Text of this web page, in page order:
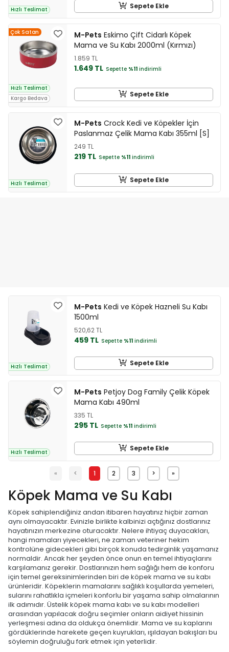
Hızlı Teslimat Sepete Ekle
Çok Satan
Hızlı Teslimat
Kargo Bedava
M-Pets Eskimo Çift Cidarlı Köpek
Mama ve Su Kabı 2000ml (Kırmızı)
1.859 TL
1.649 TL Sepette %11 indirimli
Sepete Ekle
Hızlı Teslimat
M-Pets Crock Kedi ve Köpekler İçin
Paslanmaz Çelik Mama Kabı 355ml [S]
249 TL
219 TL Sepette %11 indirimli
Sepete Ekle
Hızlı Teslimat
M-Pets Kedi ve Köpek Hazneli Su Kabı
1500ml
520,62 TL
459 TL Sepette %11 indirimli
Sepete Ekle
Hızlı Teslimat
M-Pets Petjoy Dog Family Çelik Köpek
Mama Kabı 490ml
335 TL
295 TL Sepette %11 indirimli
Sepete Ekle
« < 1 2 3 > »
Köpek Mama ve Su Kabı
Köpek sahiplendiğiniz andan itibaren hayatınız hiçbir zaman
aynı olmayacaktır. Evinizle birlikte kalbinizi açtığınız dostlarınız
hayatınızın merkezine oturacaktır. Nelere ihtiyaç duyacakları,
hangi mamaları yiyecekleri, ne zaman veteriner hekim
kontrolüne gidecekleri gibi birçok konuda tedirginlik yaşamanız
normaldir. Ancak her şeyden önce onun en temel ihtiyaçlarını
karşılamanız gerekir. Dostlarınızın hem sağlığı hem de konforu
için temel gereksinimlerinden biri de köpek mama ve su kabı
ürünleridir. Köpeklerin mamalarını sağlıklı koşullarda yemeleri,
sularını rahatlıkla içmeleri konforlu bir yaşama sahip olmalarının
ilk adımıdır. Üstelik köpek mama kabı ve su kabı modelleri
arasından yapılacak doğru seçimler onların aidiyet hissinin
yerleşmesi adına da oldukça önemlidir. Mama ve su kaplarını
gördüklerinde harekete geçen kuyrukları, ışıldayan bakışları bu
söylemin doğruluğu fark etmek için yeterlidir.